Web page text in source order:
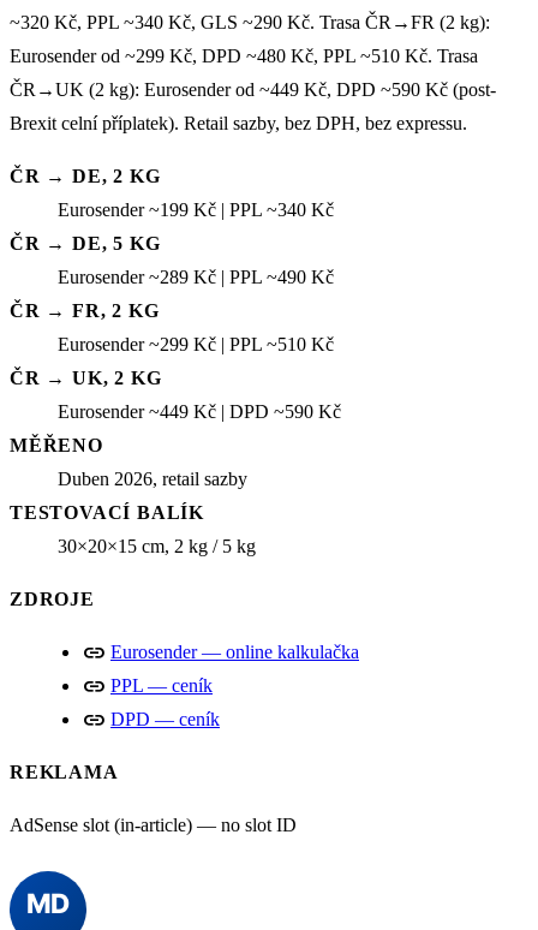
~320 Kč, PPL ~340 Kč, GLS ~290 Kč. Trasa ČR→FR (2 kg):
Eurosender od ~299 Kč, DPD ~480 Kč, PPL ~510 Kč. Trasa
ČR→UK (2 kg): Eurosender od ~449 Kč, DPD ~590 Kč (post-
Brexit celní příplatek). Retail sazby, bez DPH, bez expressu.
ČR → DE, 2 KG
Eurosender ~199 Kč | PPL ~340 Kč
ČR → DE, 5 KG
Eurosender ~289 Kč | PPL ~490 Kč
ČR → FR, 2 KG
Eurosender ~299 Kč | PPL ~510 Kč
ČR → UK, 2 KG
Eurosender ~449 Kč | DPD ~590 Kč
MĚŘENO
Duben 2026, retail sazby
TESTOVACÍ BALÍK
30×20×15 cm, 2 kg / 5 kg
ZDROJE
link Eurosender — online kalkulačka
link PPL — ceník
link DPD — ceník
REKLAMA
AdSense slot (in-article) — no slot ID